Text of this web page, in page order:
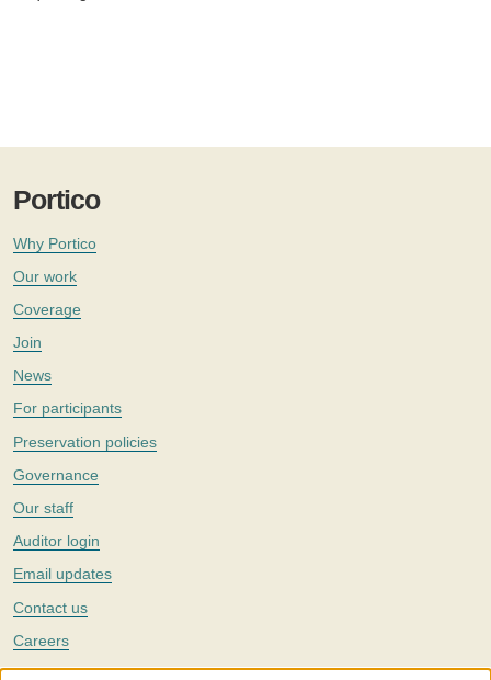
Portico
Why Portico
Our work
Coverage
Join
News
For participants
Preservation policies
Governance
Our staff
Auditor login
Email updates
Contact us
Careers
Twitter